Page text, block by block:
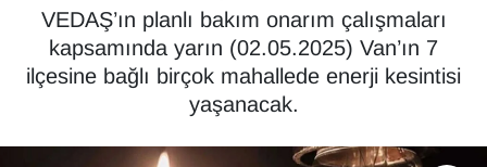
VEDAŞ’ın planlı bakım onarım çalışmaları
kapsamında yarın (02.05.2025) Van’ın 7
ilçesine bağlı birçok mahallede enerji kesintisi
yaşanacak.
ÇEVRE
Deprem
Tüm Manşetler
Son Dakika Haberleri